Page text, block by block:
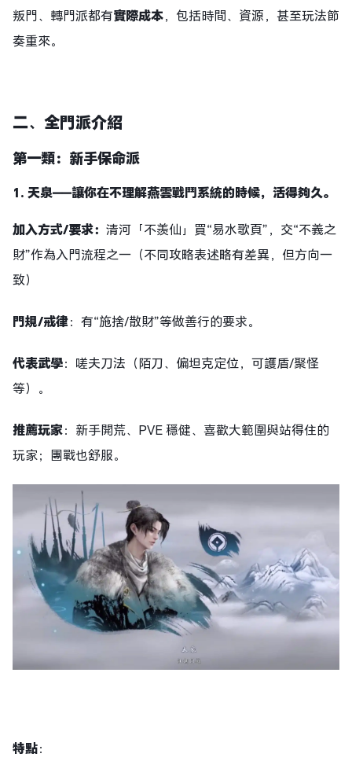
叛門、轉門派都有實際成本，包括時間、資源，甚至玩法節
奏重來。
二、 全門派介紹
第一類：新手保命派
1. 天泉——讓你在不理解燕雲戰鬥系統的時候，活得夠久。
加入方式/要求： 清河「不羨仙」買“易水歌頁”，交“不義之
財”作為入門流程之一（不同攻略表述略有差異，但方向一
致）
門規/戒律：有“施捨/散財”等做善行的要求。
代表武學：嗟夫刀法（陌刀、偏坦克定位，可護盾/聚怪
等）。
推薦玩家：新手開荒、PVE 穩健、喜歡大範圍與站得住的
玩家；團戰也舒服。
特點：